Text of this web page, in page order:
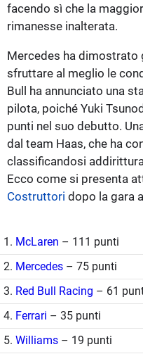
facendo sì che la
rimanesse inalterata.
Mercedes ha dimostrato
sfruttare al meglio le
Bull ha annunciato una
pilota, poiché Yuki
punti nel suo debutto.
dal team Haas, che ha
classificandosi
Ecco come si presenta
Costruttori dopo la gara
1. McLaren – 111 punti
2. Mercedes – 75 punti
3. Red Bull Racing – 61
4. Ferrari – 35 punti
5. Williams – 19 punti